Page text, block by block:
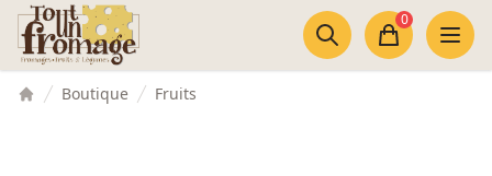
Accès au contenu
Panier
0
Boutique Fruits
Panneau de gestion des cookies